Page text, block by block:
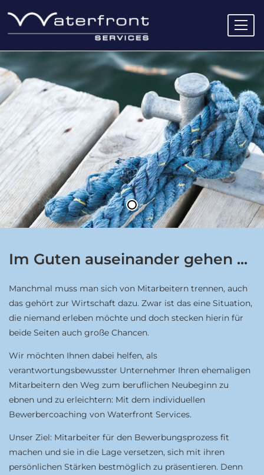
Close submenu
Zeitarbeit
Personalvermittlung
Executive Search
Bewerbercoaching
Lohnbuchhaltung
Kundenanfragen
Im Guten auseinander gehen ...
Manchmal muss man sich von Mitarbeitern trennen, auch
das gehört zur Wirtschaft dazu. Zwar ist das eine Situation,
die niemand erleben möchte und doch stecken hierin für
beide Seiten auch große Chancen.
Wir möchten Ihnen dabei helfen, als
verantwortungsbewusster Unternehmer Ihren ehemaligen
Mitarbeitern den Weg zum beruflichen Neubeginn zu
ebnen und zu erleichtern: Mit dem individuellen
Bewerbercoaching von Waterfront Services.
Unser Ziel: Mitarbeiter für den Bewerbungsprozess fit
machen und sie in die Lage versetzen, sich mit ihren
persönlichen Stärken bestmöglich zu präsentieren. Denn